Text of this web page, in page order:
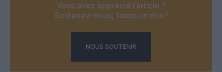
Vous avez apprécié l’article ?
Soutenez-nous, faites un don !
NOUS SOUTENIR